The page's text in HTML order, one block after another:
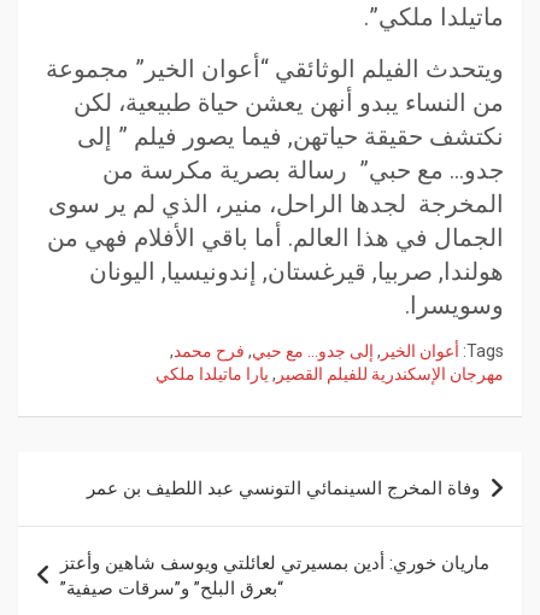
ماتيلدا ملكي”.
ويتحدث الفيلم الوثائقي “أعوان الخير” مجموعة
من النساء يبدو أنهن يعشن حياة طبيعية، لكن
نكتشف حقيقة حياتهن, فيما يصور فيلم ” إلى
جدو… مع حبي” رسالة بصرية مكرسة من
المخرجة لجدها الراحل، منير، الذي لم ير سوى
الجمال في هذا العالم. أما باقي الأفلام فهي من
هولندا, صربيا, قيرغستان, إندونيسيا, اليونان
وسويسرا.
Tags: أعوان الخير , إلى جدو… مع حبي, فرح محمد,
مهرجان الإسكندرية للفيلم القصير , يارا ماتيلدا ملكي
وفاة المخرج السينمائي التونسي عبد اللطيف بن عمر
ماريان خوري: أدين بمسيرتي لعائلتي ويوسف شاهين وأعتز
“بعرق البلح” و”سرقات صيفية”